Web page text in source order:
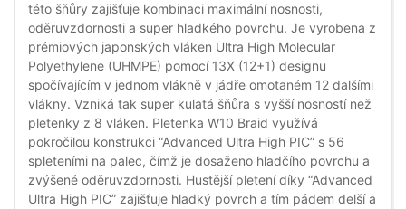
této šňůry zajišťuje kombinaci maximální nosnosti,
oděruvzdornosti a super hladkého povrchu. Je vyrobena z
prémiových japonských vláken Ultra High Molecular
Polyethylene (UHMPE) pomocí 13X (12+1) designu
spočívajícím v jednom vlákně v jádře omotaném 12 dalšími
vlákny. Vzniká tak super kulatá šňůra s vyšší nosností než
pletenky z 8 vláken. Pletenka W10 Braid využívá
pokročilou konstrukci “Advanced Ultra High PIC” s 56
spleteními na palec, čímž je dosaženo hladčího povrchu a
zvýšené oděruvzdornosti. Hustější pletení díky “Advanced
Ultra High PIC” zajišťuje hladký povrch a tím pádem delší a